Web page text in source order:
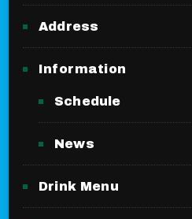
Address
Information
Schedule
News
Drink Menu